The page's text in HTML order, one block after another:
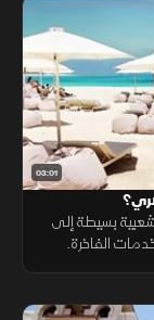
03:01
بسيطة إلى
الفاخرة.